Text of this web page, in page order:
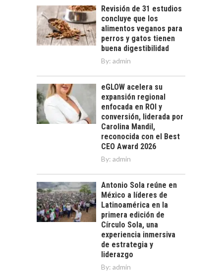
Revisión de 31 estudios
concluye que los
alimentos veganos para
perros y gatos tienen
buena digestibilidad
By: admin
eGLOW acelera su
expansión regional
enfocada en ROI y
conversión, liderada por
Carolina Mandil,
reconocida con el Best
CEO Award 2026
By: admin
Antonio Sola reúne en
México a líderes de
Latinoamérica en la
primera edición de
Círculo Sola, una
experiencia inmersiva
de estrategia y
liderazgo
By: admin